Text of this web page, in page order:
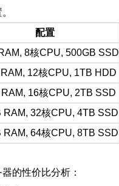
配置
8核CPU, 500GB SSD
12核CPU, 1TB HDD
16核CPU, 2TB SSD
RAM, 32核CPU, 4TB SSD
RAM, 64核CPU, 8TB SSD
的性价比分析：